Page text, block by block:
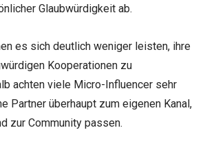
Glaubwürdigkeit ab.
es sich deutlich weniger leisten, ihre
Kooperationen zu
achten viele Micro-Influencer sehr
Partner überhaupt zum eigenen Kanal,
zur Community passen.